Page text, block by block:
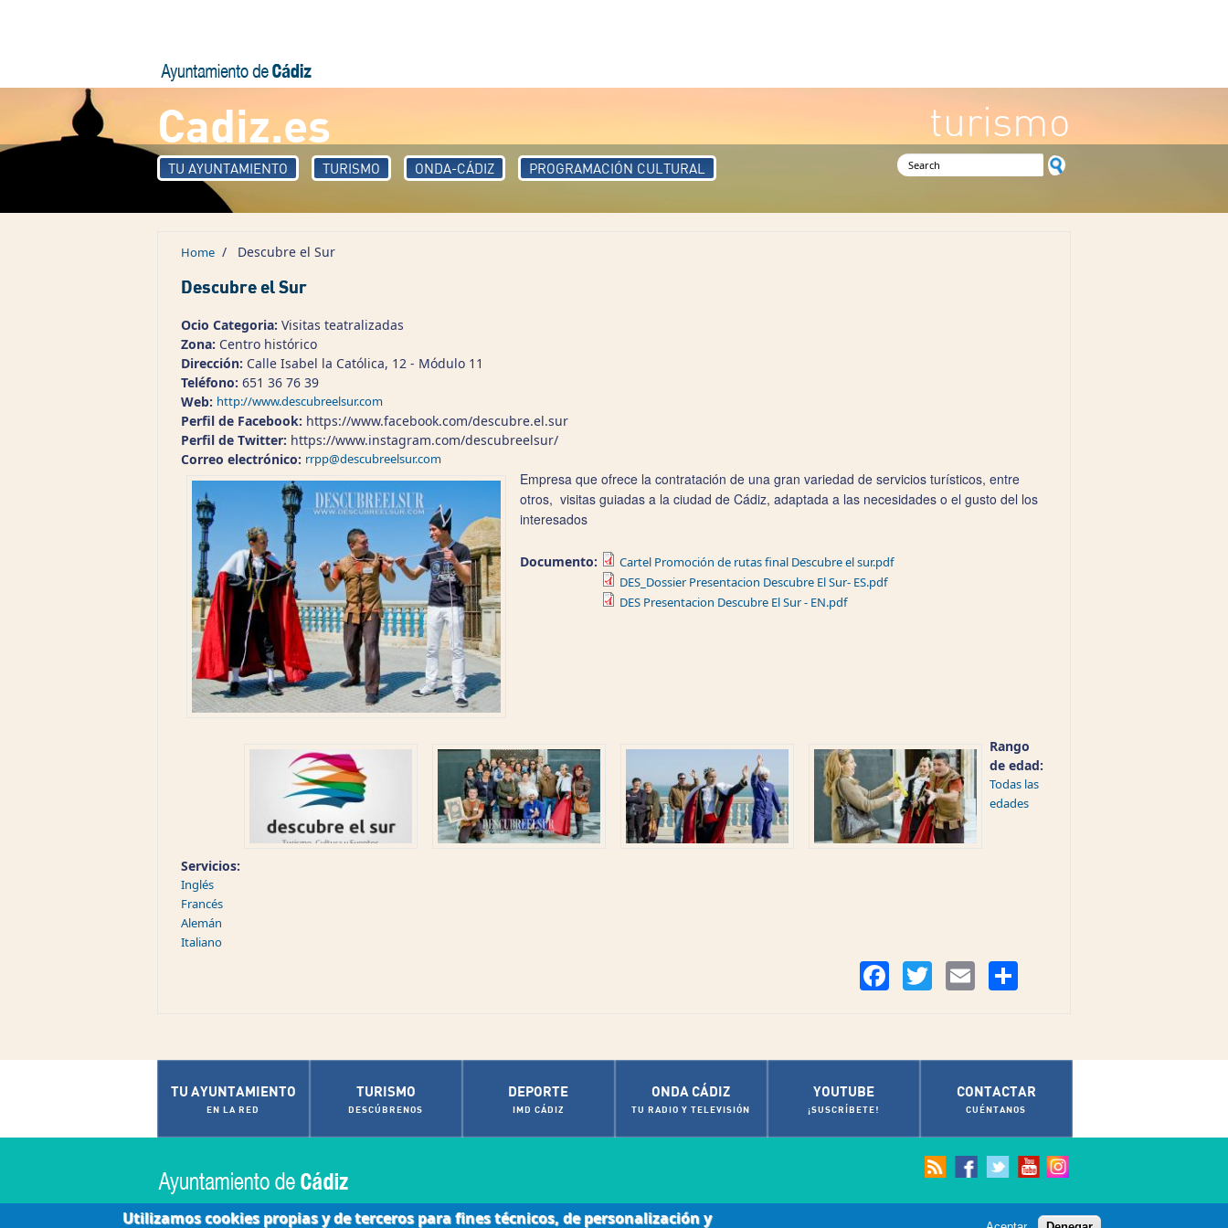
Cadiz.es turismo
TU AYUNTAMIENTO TURISMO ONDA-CÁDIZ PROGRAMACIÓN CULTURAL Search form
Home / Descubre el Sur
Descubre el Sur
Ocio Categoria: Visitas teatralizadas
Zona: Centro histórico
Dirección: Calle Isabel la Católica, 12 - Módulo 11
Teléfono: 651 36 76 39
Web: http://www.descubreelsur.com
Perfil de Facebook: https://www.facebook.com/descubre.el.sur
Perfil de Twitter: https://www.instagram.com/descubreelsur/
Correo electrónico: rrpp@descubreelsur.com
Empresa que ofrece la contratación de una gran variedad de servicios turísticos, entre
otros, visitas guiadas a la ciudad de Cádiz, adaptada a las necesidades o el gusto del los
interesados
Documento:
Cartel Promoción de rutas final Descubre el sur.pdf
DES_Dossier Presentacion Descubre El Sur- ES.pdf
DES Presentacion Descubre El Sur - EN.pdf
Rango
de edad:
Todas las
edades
Servicios:
Inglés
Francés
Alemán
Italiano
FacebookTwitter Email
TU AYUNTAMIENTO
EN LA RED
TURISMO
DESCÚBRENOS
DEPORTE
IMD CÁDIZ
ONDA CÁDIZ
TU RADIO Y TELEVISIÓN
YOUTUBE
¡SUSCRÍBETE!
CONTACTAR
CUÉNTANOS
Utilizamos cookies propias y de terceros para fines técnicos, de personalización y